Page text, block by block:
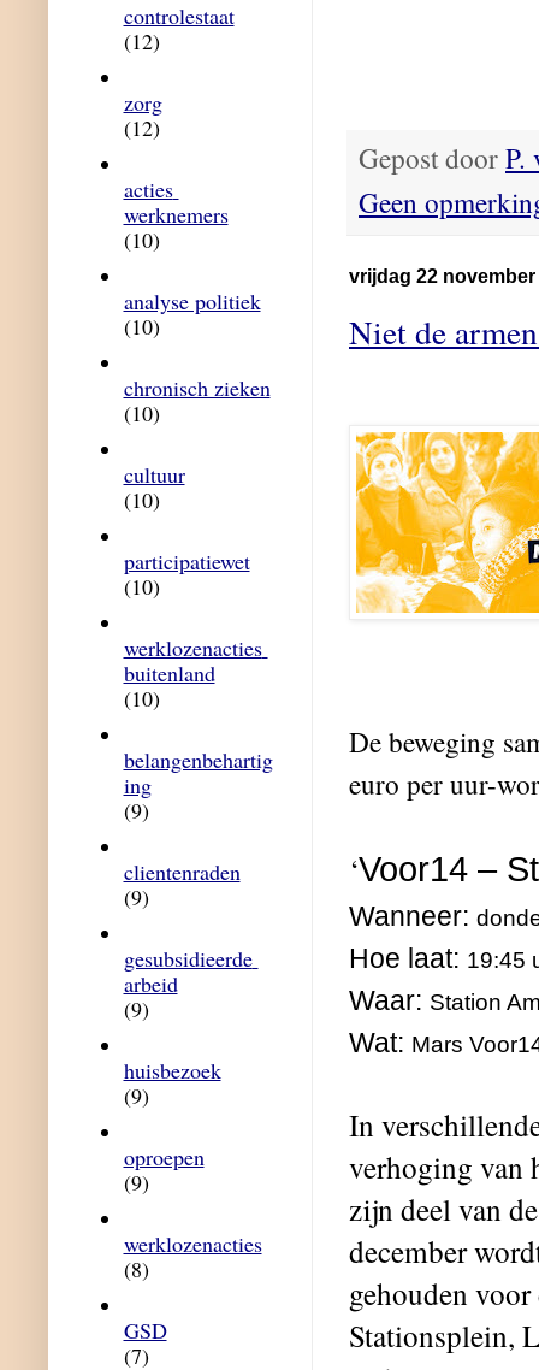
Gepost doorP.
Geen
vrijdag 22 november
Niet de
De beweging
euro per uur-
‘Voor14 –
Wanneer:
Hoe laat: 19:45
Waar: Station
Wat: Mars
In
verhoging van
zijn deel van
december
gehouden
Stationsplein,
controlestaat
(12)
zorg
(12)
acties
werknemers
(10)
analyse politiek
(10)
chronisch zieken
(10)
cultuur
(10)
participatiewet
(10)
werklozenacties
buitenland
(10)
belangenbehartig
ing
(9)
clientenraden
(9)
gesubsidieerde
arbeid
(9)
huisbezoek
(9)
oproepen
(9)
werklozenacties
(8)
GSD
(7)